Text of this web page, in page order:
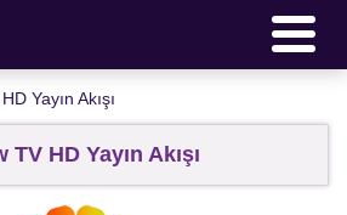
Yayın Akışı
TV HD Yayın Akışı